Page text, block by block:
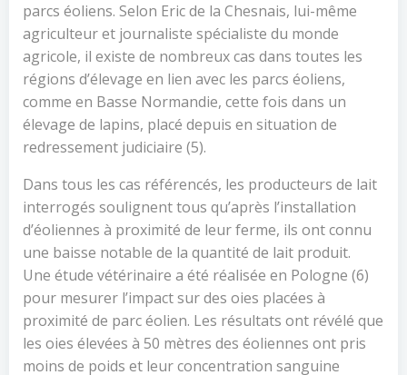
parcs éoliens. Selon Eric de la Chesnais, lui-même
agriculteur et journaliste spécialiste du monde
agricole, il existe de nombreux cas dans toutes les
régions d’élevage en lien avec les parcs éoliens,
comme en Basse Normandie, cette fois dans un
élevage de lapins, placé depuis en situation de
redressement judiciaire (5).
Dans tous les cas référencés, les producteurs de lait
interrogés soulignent tous qu’après l’installation
d’éoliennes à proximité de leur ferme, ils ont connu
une baisse notable de la quantité de lait produit.
Une étude vétérinaire a été réalisée en Pologne (6)
pour mesurer l’impact sur des oies placées à
proximité de parc éolien. Les résultats ont révélé que
les oies élevées à 50 mètres des éoliennes ont pris
moins de poids et leur concentration sanguine